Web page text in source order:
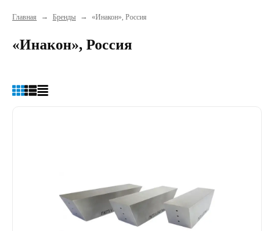
Главная → Бренды → «Инакон», Россия
«Инакон», Россия